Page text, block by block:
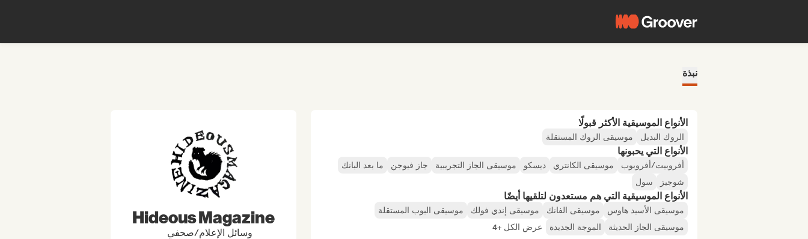
نبذة
الأنواع الموسيقية الأكثر قبولًا
الروك البديل موسيقى الروك المستقلة
الأنواع التي يحبونها
أفروبيت/أفروبوب موسيقى الكانتري ديسكو موسيقى الجاز التجريبية جاز فيوجن
ما بعد البانك
شوجيز
سول
الأنواع الموسيقية التي هم مستعدون لتلقيها أيضًا
موسيقى الأسيد هاوس موسيقى الفانك موسيقى إندي فولك
موسيقى البوب المستقلة
موسيقى الجاز الحديثة
الموجة الجديدة عرض الكل +4 Hideous Magazine
وسائل الإعلام/صحفي